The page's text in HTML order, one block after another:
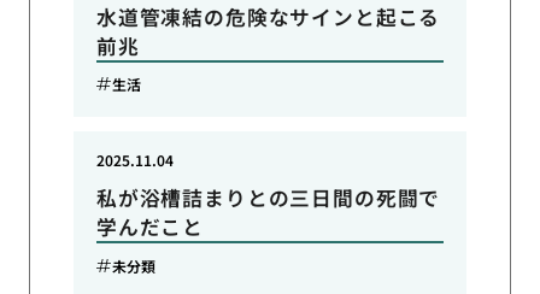
水道管凍結の危険なサインと起こる
前兆
生活
私が浴槽詰まりとの三日間の死闘で
学んだこと
2025.11.04
未分類